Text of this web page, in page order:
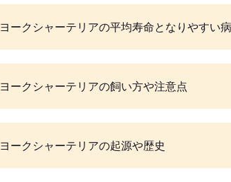
ヨークシャーテリアの平均寿命となりやすい
ヨークシャーテリアの飼い方や注意点
ヨークシャーテリアの起源や歴史